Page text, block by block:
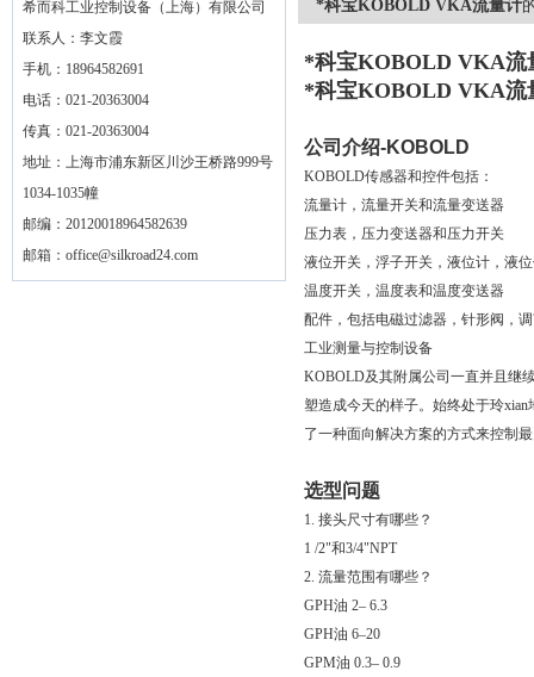
希而科工业控制设备（上海）有限公司
联系人：李文霞
手机：18964582691
电话：021-20363004
传真：021-20363004
地址：上海市浦东新区川沙王桥路999号
1034-1035幢
邮编：20120018964582639
邮箱： office@silkroad24.com
*科宝KOBOLD VKA流量计
*科宝KOBOLD VKA流
*科宝KOBOLD VKA流
公司介绍-KOBOLD
KOBOLD传感器和控件包括：
流量计，流量开关和流量变送器
压力表，压力变送器和压力开关
液位开关，浮子开关，液位计，液
温度开关，温度表和温度变送器
配件，包括电磁过滤器，针形阀，
工业测量与控制设备
KOBOLD及其附属公司一直并且继
塑造成今天的样子。始终处于玲
了一种面向解决方案的方式来控制
选型问题
1. 接头尺寸有哪些？
1 /2"和3/4"NPT
2. 流量范围有哪些？
GPH油 2– 6.3
GPH油 6–20
GPM油 0.3– 0.9